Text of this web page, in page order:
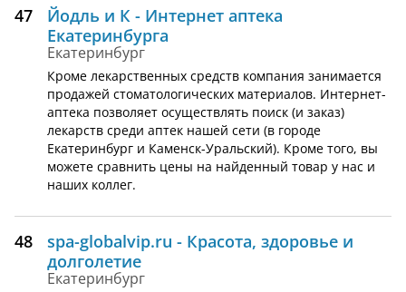
47
Йодль и К - Интернет аптека
Екатеринбурга
Екатеринбург
Кроме лекарственных средств компания занимается
продажей стоматологических материалов. Интернет-
аптека позволяет осуществлять поиск (и заказ)
лекарств среди аптек нашей сети (в городе
Екатеринбург и Каменск-Уральский). Кроме того, вы
можете сравнить цены на найденный товар у нас и
наших коллег.
48
spa-globalvip.ru - Красота, здоровье и
долголетие
Екатеринбург